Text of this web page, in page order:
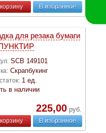
В избранное
для резака бумаги
SCB 149101
Скрапбукинг
1 ед.
в наличии
225,00руб.
В избранное